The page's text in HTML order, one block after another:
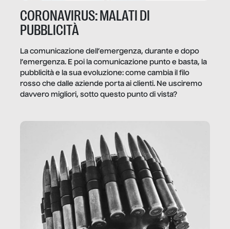
CORONAVIRUS: MALATI DI
PUBBLICITÀ
La comunicazione dell’emergenza, durante e dopo
l’emergenza. E poi la comunicazione punto e basta, la
pubblicità e la sua evoluzione: come cambia il filo
rosso che dalle aziende porta ai clienti. Ne usciremo
davvero migliori, sotto questo punto di vista?